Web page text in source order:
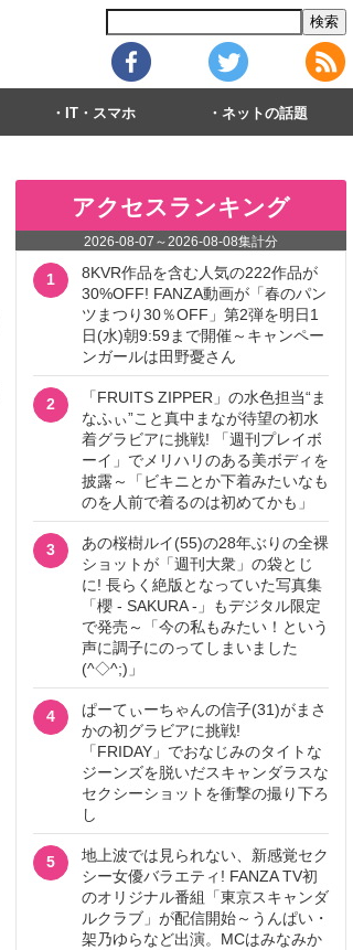
IT・スマホ ネットの話題
アクセスランキング
2026-08-07 ～2026-08-08集計分
1
8KVR作品を含む人気の222作品が
30%OFF! FANZA動画が「春のパン
ツまつり30％OFF」第2弾を明日1
日(水)朝9:59まで開催～キャンペー
ンガールは田野憂さん
2
「FRUITS ZIPPER」の水色担当“ま
なふぃ”こと真中まなが待望の初水
着グラビアに挑戦! 「週刊プレイボ
ーイ」でメリハリのある美ボディを
披露～「ビキニとか下着みたいなも
のを人前で着るのは初めてかも」
3
あの桜樹ルイ(55)の28年ぶりの全裸
ショットが「週刊大衆」の袋とじ
に! 長らく絶版となっていた写真集
「櫻 - SAKURA -」もデジタル限定
で発売～「今の私もみたい！という
声に調子にのってしまいました
(^◇^;)」
4
ぱーてぃーちゃんの信子(31)がまさ
かの初グラビアに挑戦!
「FRIDAY」でおなじみのタイトな
ジーンズを脱いだスキャンダラスな
セクシーショットを衝撃の撮り下ろ
し
5
地上波では見られない、新感覚セク
シー女優バラエティ! FANZA TV初
のオリジナル番組「東京スキャンダ
ルクラブ」が配信開始～うんぱい・
架乃ゆらなど出演。MCはみなみか